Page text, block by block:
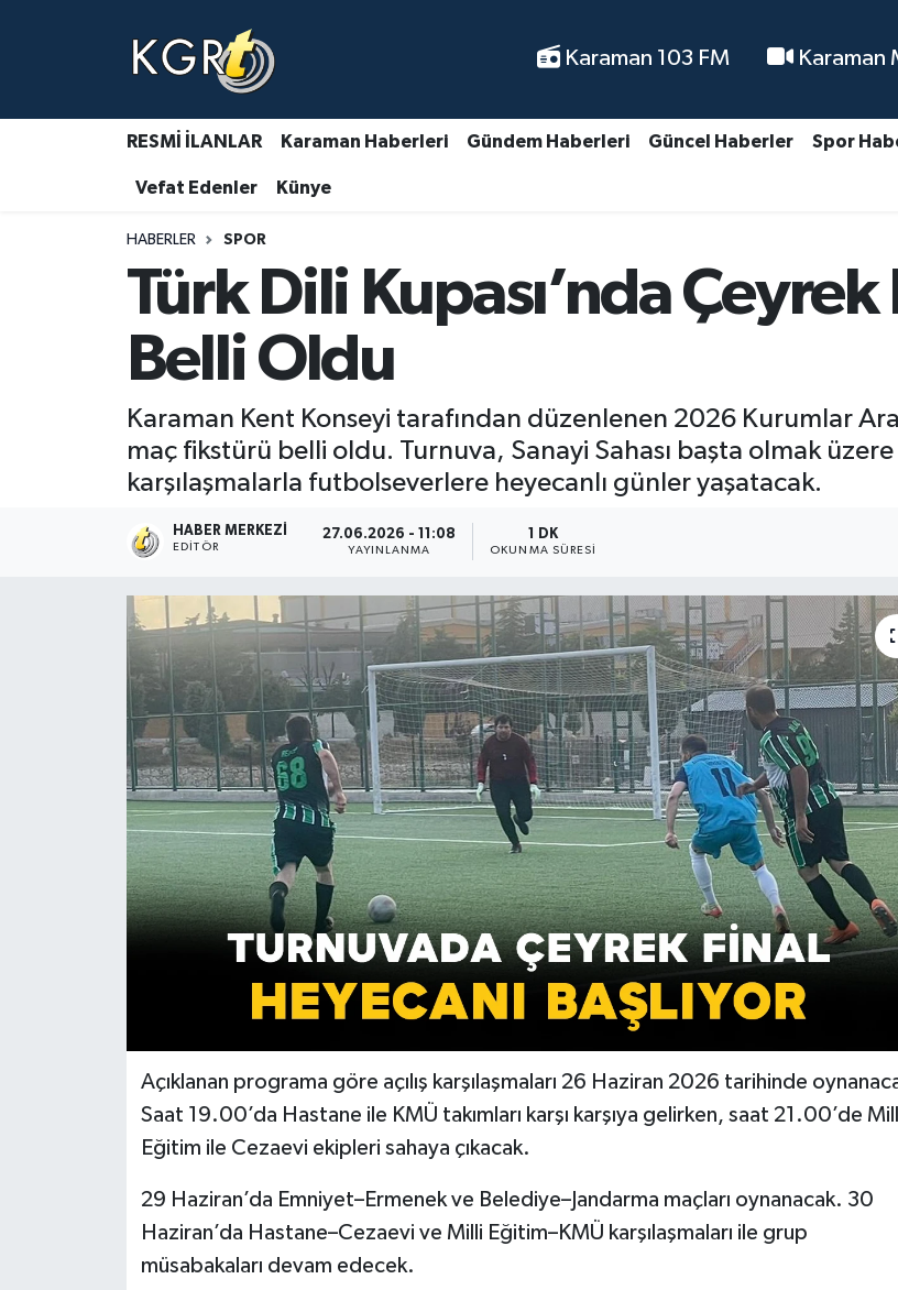
Karaman 103 FM Karaman
RESMİ İLANLAR Karaman Haberleri Gündem Haberleri Güncel Haberler Spor
Vefat Edenler Künye
HABERLER SPOR
Türk Dili Kupası’nda
Belli Oldu
Karaman Kent Konseyi tarafından düzenlenen 2026 Kurumlar
maç fikstürü belli oldu. Turnuva, Sanayi Sahası başta olmak üzere
karşılaşmalarla futbolseverlere heyecanlı günler yaşatacak.
HABER MERKEZI
EDITÖR
27.06.2026 - 11:08
YAYINLANMA
1 DK
OKUNMA SÜRESI
Açıklanan programa göre açılış karşılaşmaları 26 Haziran 2026 tarihinde
Saat 19.00’da Hastane ile KMÜ takımları karşı karşıya gelirken, saat 21.00’de
Eğitim ile Cezaevi ekipleri sahaya çıkacak.
29 Haziran’da Emniyet–Ermenek ve Belediye–Jandarma maçları oynanacak. 30
Haziran’da Hastane–Cezaevi ve Milli Eğitim–KMÜ karşılaşmaları ile grup
müsabakaları devam edecek.
Karaman Haberleri
Gündem Haberleri
Güncel Haberler
Asayiş Haberleri
Ulusal Haberler
Vefat Edenler